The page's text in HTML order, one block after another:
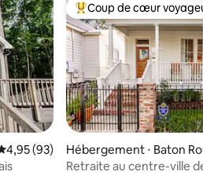
appréciés
moyenne sur la base de 93
4,95 (93)
Coups de cœur
Coup de cœur
Hébergement ⋅ Baton
Retraite au centre-ville